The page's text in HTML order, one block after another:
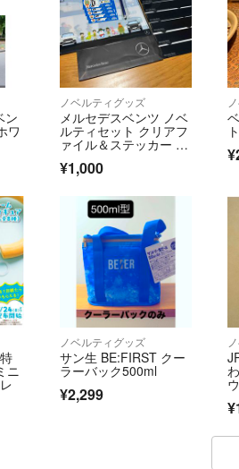
ン
ワ
ノベルティグッズ
メルセデスベンツ ノベ
ルティセット クリアフ
ァイル＆ステッカー タ
¥1,000
ニ
ノベルティグッズ
サン生 BE:FIRST クー
ラーバック500ml
¥2,299